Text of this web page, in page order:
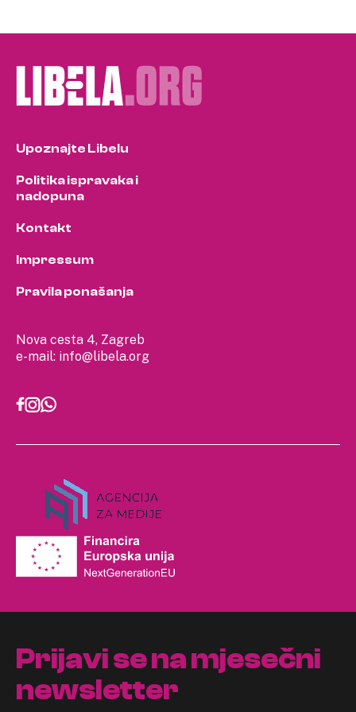
Nova cesta 4, Zagreb
e-mail: info@libela.org
Upoznajte Libelu
Politika ispravaka i
nadopuna
Kontakt
Impressum
Pravila ponašanja
Prijavi se na mjesečni
newsletter